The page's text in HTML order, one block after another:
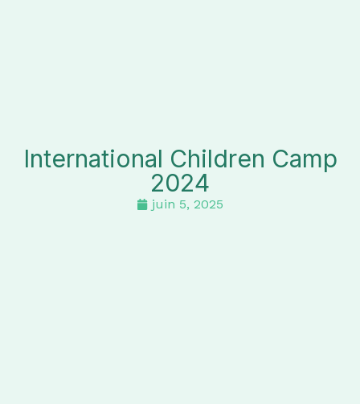
International Children Camp
2024
juin 5, 2025